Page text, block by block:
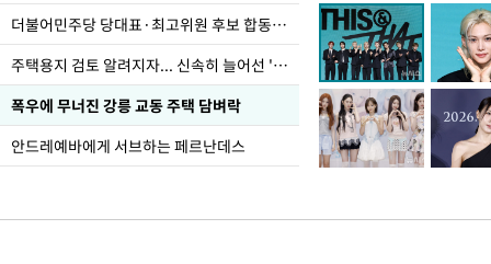
더불어민주당 당대표·최고위원 후보 합동연설회
주택용지 검토 알려지자... 신속히 늘어선 '근조화환'
폭우에 무너진 강릉 교동 주택 담벼락
안드레예바에게 서브하는 페르난데스